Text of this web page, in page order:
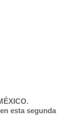
esta segunda